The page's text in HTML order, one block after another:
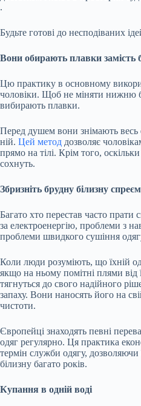
.
Будьте готові до несподіваних
Вони обирають плавки замість
Цю практику в основному
чоловіки. Щоб не міняти нижню
вибирають плавки.
Перед душем вони знімають весь
ній. Цей метод дозволяє
прямо на тілі. Крім того,
сохнуть.
Збризніть брудну білизну
Багато хто перестав часто прати
за електроенергію, проблеми з
проблеми швидкого сушіння
Коли люди розуміють, що їхній
якщо на ньому помітні плями від
тягнуться до свого надійного
запаху. Вони наносять його на
чистоти.
Європейці знаходять певні
одяг регулярно. Ця практика
термін служби одягу,
білизну багато років.
Купання в одній воді